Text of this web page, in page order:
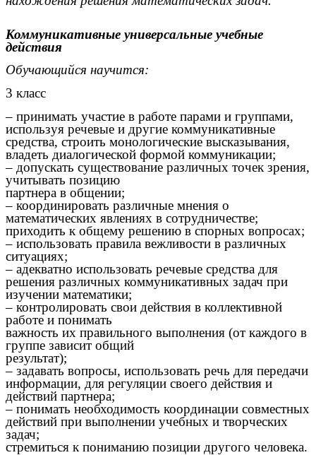
Коммуникативные универсальные учебные
действия
Обучающийся научится:
3 класс
– принимать участие в работе парами и группами,
используя речевые и другие коммуникативные
средства, строить монологические высказывания,
владеть диалогической формой коммуникации;
– допускать существование различных точек зрения,
учитывать позицию
партнера в общении;
– координировать различные мнения о
математических явлениях в сотрудничестве;
приходить к общему решению в спорных вопросах;
– использовать правила вежливости в различных
ситуациях;
– адекватно использовать речевые средства для
решения различных коммуникативных задач при
изучении математики;
– контролировать свои действия в коллективной
работе и понимать
важность их правильного выполнения (от каждого в
группе зависит общий
результат);
– задавать вопросы, использовать речь для передачи
информации, для регуляции своего действия и
действий партнера;
– понимать необходимость координации совместных
действий при выполнении учебных и творческих
задач;
стремиться к пониманию позиции другого человека.